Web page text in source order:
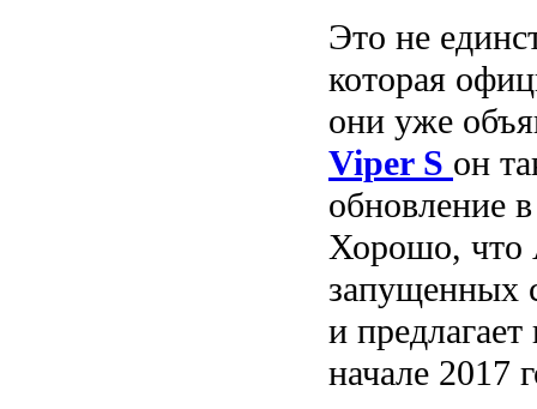
Это не
которая
они уже
Viper S он
обновление
Хорошо, что
запущенных
и
начале 2017